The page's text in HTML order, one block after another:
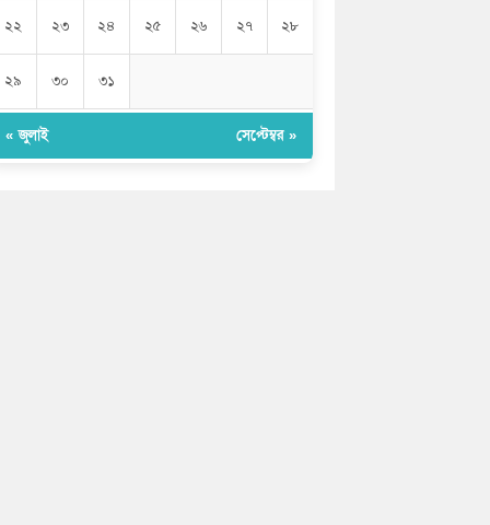
২২ ২৩ ২৪ ২৫ ২৬ ২৭ ২৮
২৯ ৩০ ৩১
« জুলাই সেপ্টেম্বর »